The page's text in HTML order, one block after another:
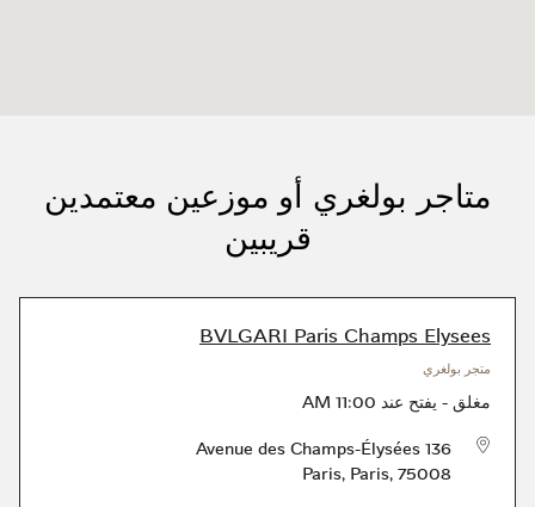
متاجر بولغري أو موزعين معتمدين
قريبين
BVLGARI Paris Champs Elysees
متجر بولغري
مغلق - يفتح عند 11:00 AM
136 Avenue des Champs-Élysées
Paris, Paris, 75008